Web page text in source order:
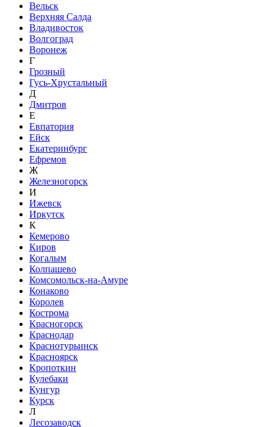
Вельск
Верхняя Салда
Владивосток
Волгоград
Воронеж
Г
Грозный
Гусь-Хрустальный
Д
Дмитров
Е
Евпатория
Ейск
Екатеринбург
Ефремов
Ж
Железногорск
И
Ижевск
Иркутск
К
Кемерово
Киров
Когалым
Колпашево
Комсомольск-на-Амуре
Конаково
Королев
Кострома
Красногорск
Краснодар
Краснотурьинск
Красноярск
Кропоткин
Кулебаки
Кунгур
Курск
Л
Лесозаводск